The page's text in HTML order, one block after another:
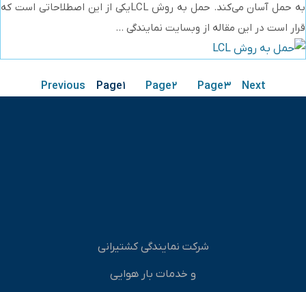
به حمل آسان می‌کند. حمل به روش LCLیکی از این اصطلاحاتی است که
قرار است در این مقاله از وبسایت نمایندگی ...
Previous Page1 Page2 Page3 Next
شرکت نمایندگی کشتیرانی
و خدمات بار هوایی